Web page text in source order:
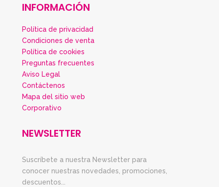
INFORMACIÓN
Política de privacidad
Condiciones de venta
Política de cookies
Preguntas frecuentes
Aviso Legal
Contáctenos
Mapa del sitio web
Corporativo
NEWSLETTER
Suscríbete a nuestra Newsletter para
conocer nuestras novedades, promociones,
descuentos...